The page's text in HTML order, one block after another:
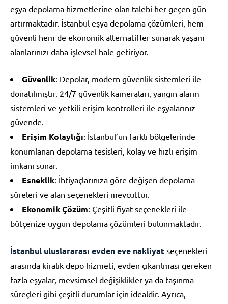
eşya depolama hizmetlerine olan talebi her geçen gün
artırmaktadır. İstanbul eşya depolama çözümleri, hem
güvenli hem de ekonomik alternatifler sunarak yaşam
alanlarınızı daha işlevsel hale getiriyor.
Güvenlik: Depolar, modern güvenlik sistemleri ile
donatılmıştır. 24/7 güvenlik kameraları, yangın alarm
sistemleri ve yetkili erişim kontrolleri ile eşyalarınız
güvende.
Erişim Kolaylığı: İstanbul’un farklı bölgelerinde
konumlanan depolama tesisleri, kolay ve hızlı erişim
imkanı sunar.
Esneklik: İhtiyaçlarınıza göre değişen depolama
süreleri ve alan seçenekleri mevcuttur.
Ekonomik Çözüm: Çeşitli fiyat seçenekleri ile
bütçenize uygun depolama çözümleri bulunmaktadır.
İstanbul uluslararası evden eve nakliyat seçenekleri
arasında kiralık depo hizmeti, evden çıkarılması gereken
fazla eşyalar, mevsimsel değişiklikler ya da taşınma
süreçleri gibi çeşitli durumlar için idealdir. Ayrıca,